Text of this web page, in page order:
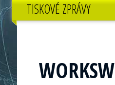
TISKOVÉ ZPRÁVY